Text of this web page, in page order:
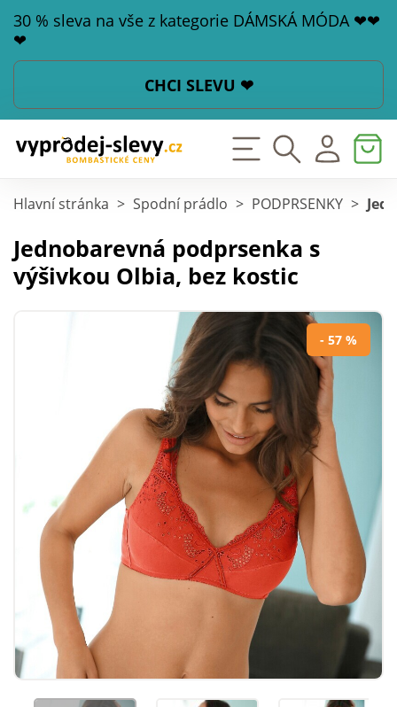
30 % sleva na vše z kategorie DÁMSKÁ MÓDA ❤❤
❤
CHCI SLEVU ❤
Hlavní stránka > Spodní prádlo > PODPRSENKY >
Jednobarevná podprsenka s
výšivkou Olbia, bez kostic
- 57 %